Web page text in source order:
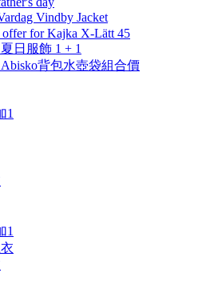
Vindby Jacket
offer for Kajka X-Lätt 45
日服飾 1 + 1
背包水壺袋組合價
1
1